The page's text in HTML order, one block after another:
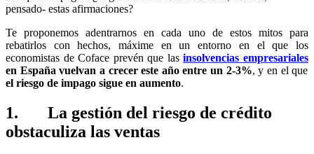
pensado- estas afirmaciones?
Te proponemos adentrarnos en cada uno de estos mitos para
rebatirlos con hechos, máxime en un entorno en el que los
economistas de Coface prevén que lasinsolvencias empresariales
en España vuelvan a crecer este año entre un 2-3%, y en el que
el riesgo de impago sigue en aumento.
1. La gestión del riesgo de crédito
obstaculiza las ventas